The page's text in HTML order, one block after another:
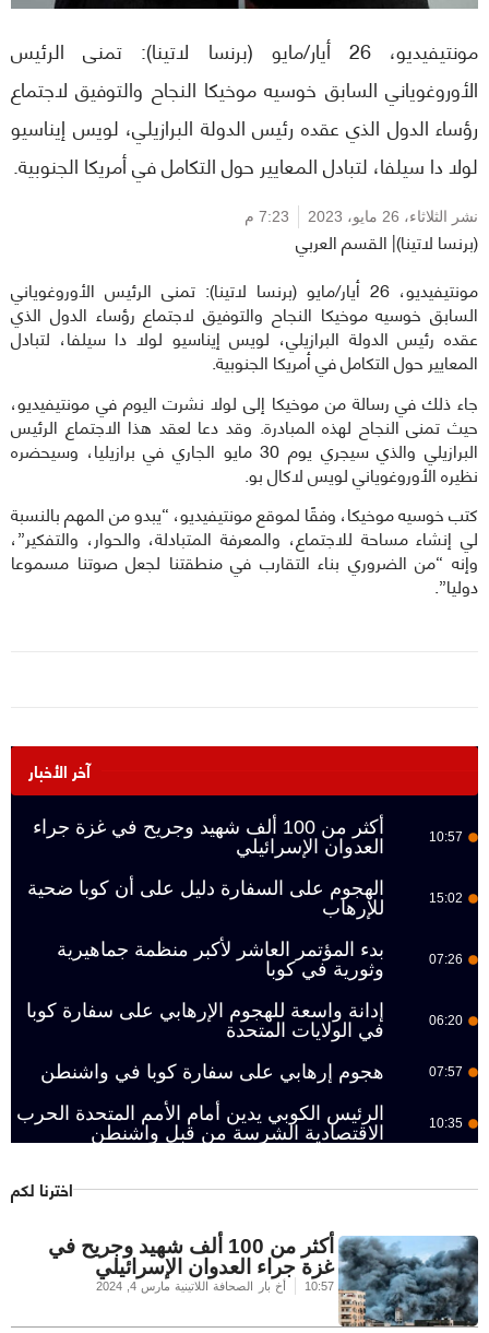
مونتيفيديو، 26 أيار/مايو (برنسا لاتينا): تمنى الرئيس
الأوروغوياني السابق خوسيه موخيكا النجاح والتوفيق لاجتماع
رؤساء الدول الذي عقده رئيس الدولة البرازيلي، لويس إيناسيو
لولا دا سيلفا، لتبادل المعايير حول التكامل في أمريكا الجنوبية.
نشر الثلاثاء، 26 مايو، 2023 7:23 م
(برنسا لاتينا)| القسم العربي
مونتيفيديو، 26 أيار/مايو (برنسا لاتينا): تمنى الرئيس الأوروغوياني
السابق خوسيه موخيكا النجاح والتوفيق لاجتماع رؤساء الدول الذي
عقده رئيس الدولة البرازيلي، لويس إيناسيو لولا دا سيلفا، لتبادل
المعايير حول التكامل في أمريكا الجنوبية.
جاء ذلك في رسالة من موخيكا إلى لولا نشرت اليوم في مونتيفيديو،
حيث تمنى النجاح لهذه المبادرة. وقد دعا لعقد هذا الاجتماع الرئيس
البرازيلي والذي سيجري يوم 30 مايو الجاري في برازيليا، وسيحضره
نظيره الأوروغوياني لويس لاكال بو.
كتب خوسيه موخيكا، وفقًا لموقع مونتيفيديو، “يبدو من المهم بالنسبة
لي إنشاء مساحة للاجتماع، والمعرفة المتبادلة، والحوار، والتفكير”،
وإنه “من الضروري بناء التقارب في منطقتنا لجعل صوتنا مسموعا
دوليا”.
آخر الأخبار
10:57
أكثر من 100 ألف شهيد وجريح في غزة جراء
العدوان الإسرائيلي
15:02
الهجوم على السفارة دليل على أن كوبا ضحية
للإرهاب
07:26
بدء المؤتمر العاشر لأكبر منظمة جماهيرية
وثورية في كوبا
06:20
إدانة واسعة للهجوم الإرهابي على سفارة كوبا
في الولايات المتحدة
07:57 هجوم إرهابي على سفارة كوبا في واشنطن
10:35
الرئيس الكوبي يدين أمام الأمم المتحدة الحرب
الاقتصادية الشرسة من قبل واشنطن
اخترنا لكم
أكثر من 100 ألف شهيد وجريح في
غزة جراء العدوان الإسرائيلي
10:57 أخ بار الصحافة اللاتينية مارس 4, 2024